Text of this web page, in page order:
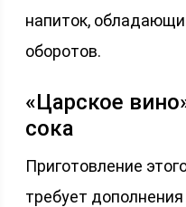
напиток,
оборотов.
«Царское
сока
Приготовление
требует